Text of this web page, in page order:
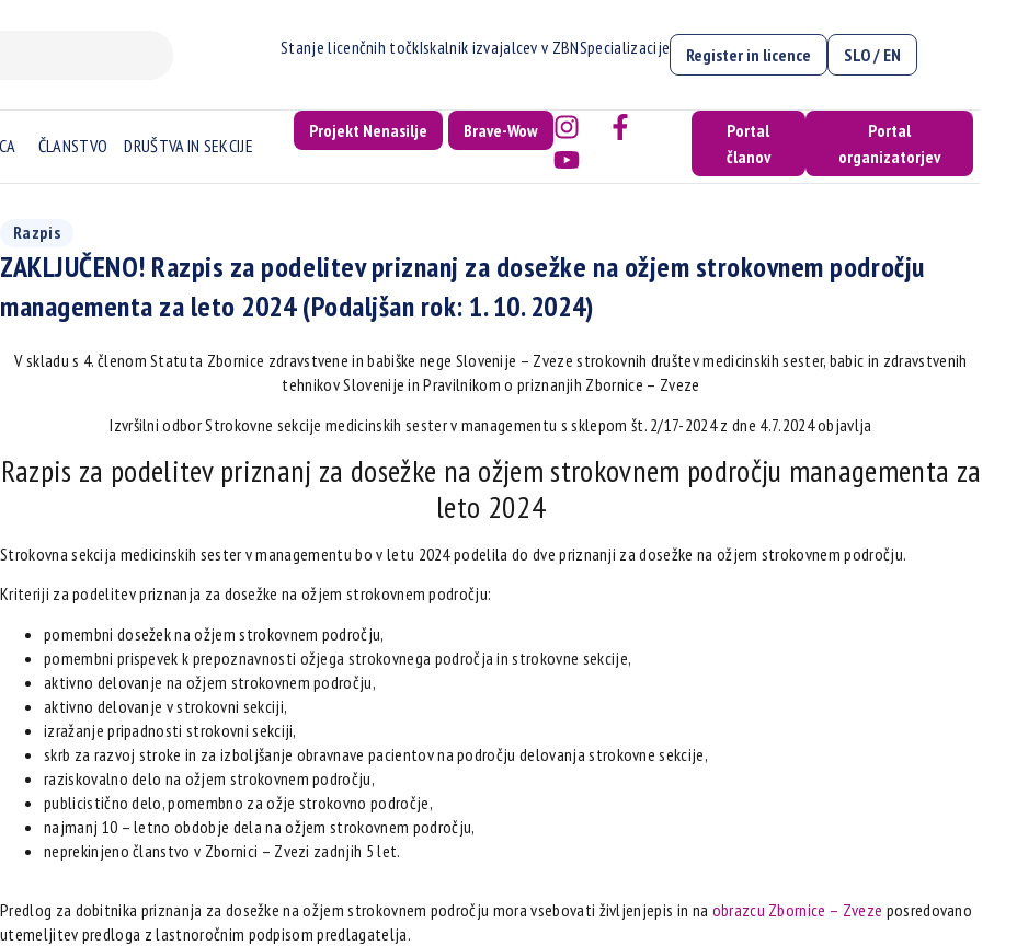
Stanje licenčnih točkIskalnik izvajalcev v ZBNSpecializacije Register in licence SLO / EN
ČLANSTVO DRUŠTVA IN SEKCIJE
Projekt Nenasilje Brave-Wow
Portal
članov
Portal
organizatorjev
Razpis
ZAKLJUČENO! Razpis za podelitev priznanj za dosežke na ožjem strokovnem področju
managementa za leto 2024 (Podaljšan rok: 1. 10. 2024)
V skladu s 4. členom Statuta Zbornice zdravstvene in babiške nege Slovenije – Zveze strokovnih društev medicinskih sester, babic in zdravstvenih
tehnikov Slovenije in Pravilnikom o priznanjih Zbornice – Zveze
Izvršilni odbor Strokovne sekcije medicinskih sester v managementu s sklepom št. 2/17-2024 z dne 4.7.2024 objavlja
Razpis za podelitev priznanj za dosežke na ožjem strokovnem področju managementa za
leto 2024
Strokovna sekcija medicinskih sester v managementu bo v letu 2024 podelila do dve priznanji za dosežke na ožjem strokovnem področju.
Kriteriji za podelitev priznanja za dosežke na ožjem strokovnem področju:
pomembni dosežek na ožjem strokovnem področju,
pomembni prispevek k prepoznavnosti ožjega strokovnega področja in strokovne sekcije,
aktivno delovanje na ožjem strokovnem področju,
aktivno delovanje v strokovni sekciji,
izražanje pripadnosti strokovni sekciji,
skrb za razvoj stroke in za izboljšanje obravnave pacientov na področju delovanja strokovne sekcije,
raziskovalno delo na ožjem strokovnem področju,
publicistično delo, pomembno za ožje strokovno področje,
najmanj 10 – letno obdobje dela na ožjem strokovnem področju,
neprekinjeno članstvo v Zbornici – Zvezi zadnjih 5 let.
Predlog za dobitnika priznanja za dosežke na ožjem strokovnem področju mora vsebovati življenjepis in na obrazcu Zbornice – Zveze posredovano
utemeljitev predloga z lastnoročnim podpisom predlagatelja.